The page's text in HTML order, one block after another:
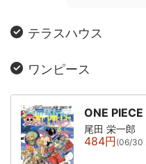
テラスハウス
ワンピース
ONE
尾田 栄一郎
484円(06/30